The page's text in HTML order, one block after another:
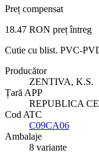
Preț compensat
18.47 RON preț întreg
Cutie cu blist. PVC-
Producător
ZENTIVA, K.S.
Țară APP
REPUBLICA
Cod ATC
C09CA06
Ambalaje
8 variante